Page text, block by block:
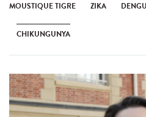
MOUSTIQUE TIGRE ZIKA
CHIKUNGUNYA